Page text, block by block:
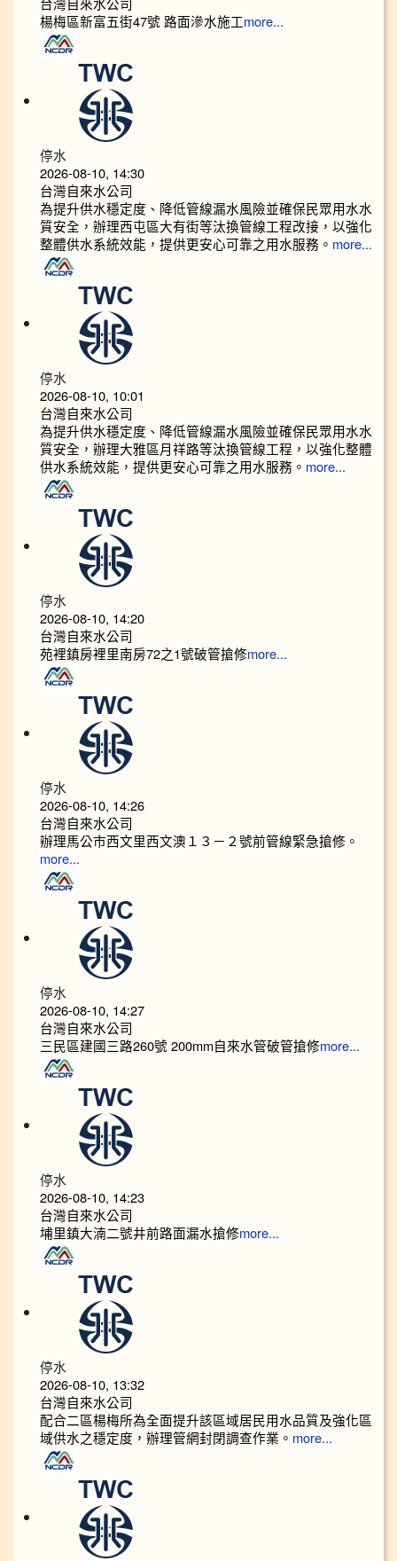
楊梅區新富五街47號 路面滲水施工more...
停水
2026-08-10, 14:30
台灣自來水公司
為提升供水穩定度、降低管線漏水風險並確保民眾用水水
質安全，辦理西屯區大有街等汰換管線工程改接，以強化
整體供水系統效能，提供更安心可靠之用水服務。 more...
停水
2026-08-10, 10:01
台灣自來水公司
為提升供水穩定度、降低管線漏水風險並確保民眾用水水
質安全，辦理大雅區月祥路等汰換管線工程，以強化整體
供水系統效能，提供更安心可靠之用水服務。 more...
停水
2026-08-10, 14:20
台灣自來水公司
苑裡鎮房裡里南房72之1號破管搶修more...
停水
2026-08-10, 14:26
台灣自來水公司
辦理馬公市西文里西文澳１３－２號前管線緊急搶修。
more...
停水
2026-08-10, 14:27
台灣自來水公司
三民區建國三路260號 200mm自來水管破管搶修more...
停水
2026-08-10, 14:23
台灣自來水公司
埔里鎮大湳二號井前路面漏水搶修more...
停水
2026-08-10, 13:32
台灣自來水公司
配合二區楊梅所為全面提升該區域居民用水品質及強化區
域供水之穩定度，辦理管網封閉調查作業。 more...